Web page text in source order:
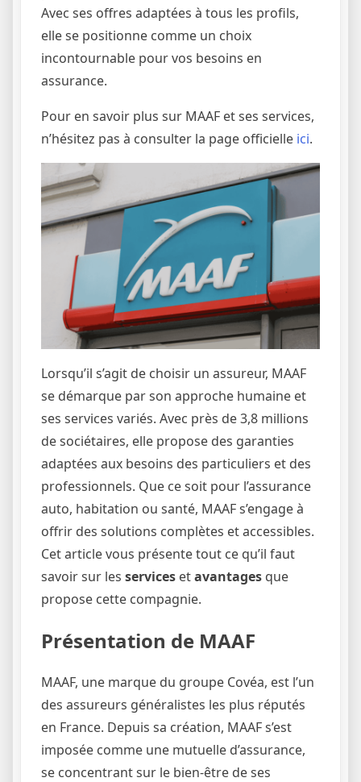
Avec ses offres adaptées à tous les profils,
elle se positionne comme un choix
incontournable pour vos besoins en
assurance.
Pour en savoir plus sur MAAF et ses services,
n’hésitez pas à consulter la page officielle ici.
Lorsqu’il s’agit de choisir un assureur, MAAF
se démarque par son approche humaine et
ses services variés. Avec près de 3,8 millions
de sociétaires, elle propose des garanties
adaptées aux besoins des particuliers et des
professionnels. Que ce soit pour l’assurance
auto, habitation ou santé, MAAF s’engage à
offrir des solutions complètes et accessibles.
Cet article vous présente tout ce qu’il faut
savoir sur les services etavantages que
propose cette compagnie.
Présentation de MAAF
MAAF, une marque du groupe Covéa, est l’un
des assureurs généralistes les plus réputés
en France. Depuis sa création, MAAF s’est
imposée comme une mutuelle d’assurance,
se concentrant sur le bien-être de ses